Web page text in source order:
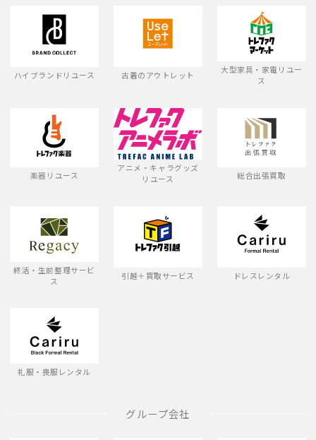
ハイブランドリユース 古着のアウトレット
大型家具・家電リユー
ス
楽器リユース
アニメ・キャラグッズ
リユース
総合出張買取
終活・生前整理サービ
ス
引越＋買取サービス ドレスレンタル
礼服・喪服レンタル
グループ会社